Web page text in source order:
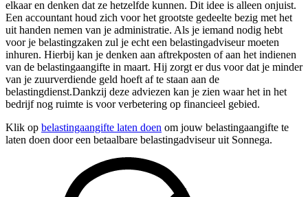
elkaar en denken dat ze hetzelfde kunnen. Dit idee is alleen onjuist.
Een accountant houd zich voor het grootste gedeelte bezig met het
uit handen nemen van je administratie. Als je iemand nodig hebt
voor je belastingzaken zul je echt een belastingadviseur moeten
inhuren. Hierbij kan je denken aan aftrekposten of aan het indienen
van de belastingaangifte in maart. Hij zorgt er dus voor dat je minder
van je zuurverdiende geld hoeft af te staan aan de
belastingdienst.Dankzij deze adviezen kan je zien waar het in het
bedrijf nog ruimte is voor verbetering op financieel gebied.
Klik op belastingaangifte laten doen om jouw belastingaangifte te
laten doen door een betaalbare belastingadviseur uit Sonnega.